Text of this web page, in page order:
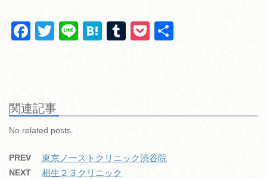
F
b
o
k
T
Li
H
T
P
関連記事
No related posts.
PREV 東京ノーストクリニック渋谷院
NEXT 相生２３クリニック